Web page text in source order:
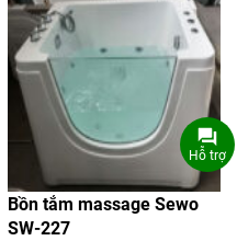
Bồn tắm massage Sewo
SW-227
Hỗ trợ